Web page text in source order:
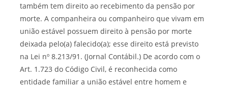
também tem direito ao recebimento da pensão por
morte. A companheira ou companheiro que vivam em
união estável possuem direito à pensão por morte
deixada pelo(a) falecido(a); esse direito está previsto
na Lei nº 8.213/91. (Jornal Contábil.) De acordo com o
Art. 1.723 do Código Civil, é reconhecida como
entidade familiar a união estável entre homem e